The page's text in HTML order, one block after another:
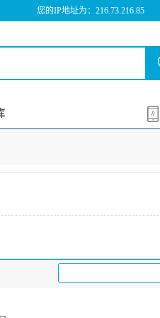
您的IP地址为：216.73.216.85